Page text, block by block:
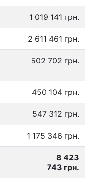
1 019 141 грн.
2 611 461 грн.
502 702 грн.
450 104 грн.
547 312 грн.
1 175 346 грн.
8 423
743 грн.